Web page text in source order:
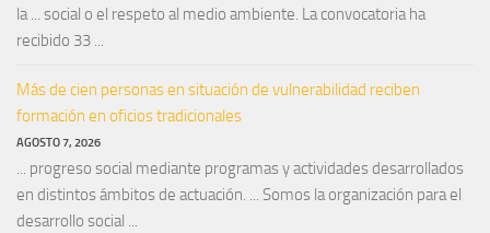
la ... social o el respeto al medio ambiente. La convocatoria ha
recibido 33 ...
Más de cien personas en situación de vulnerabilidad reciben
formación en oficios tradicionales
AGOSTO 7, 2026
... progreso social mediante programas y actividades desarrollados
en distintos ámbitos de actuación. ... Somos la organización para el
desarrollo social ...